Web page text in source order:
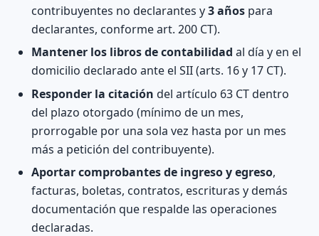
contribuyentes no declarantes y3 años para
declarantes, conforme art. 200 CT).
Mantener los libros de contabilidad al día y en el
domicilio declarado ante el SII (arts. 16 y 17 CT).
Responder la citación del artículo 63 CT dentro
del plazo otorgado (mínimo de un mes,
prorrogable por una sola vez hasta por un mes
más a petición del contribuyente).
Aportar comprobantes de ingreso y egreso,
facturas, boletas, contratos, escrituras y demás
documentación que respalde las operaciones
declaradas.